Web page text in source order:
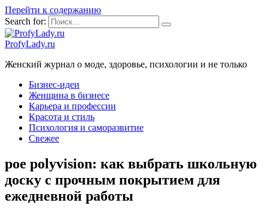
Перейти к содержанию
Search for:
ProfyLady.ru
Женский журнал о моде, здоровье, психологии и не только
Бизнес-идеи
Женщина в бизнесе
Карьера и профессии
Красота и стиль
Психология и саморазвитие
Свежее
poe polyvision: как выбрать школьную
доску с прочным покрытием для
ежедневной работы